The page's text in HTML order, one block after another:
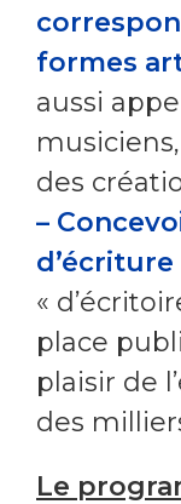
formes
aussi
des
–
d’écriture
«
place
plaisir de
des
Le